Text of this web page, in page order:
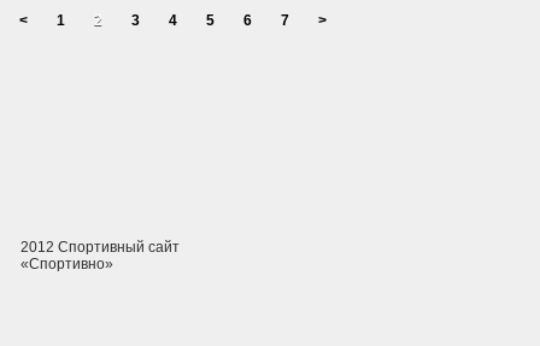
< 1 2 3 4 5 6 7 >
2012 Спортивный сайт
«Спортивно»